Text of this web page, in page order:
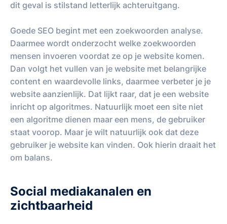
dit geval is stilstand letterlijk achteruitgang.
Goede SEO begint met een zoekwoorden analyse.
Daarmee wordt onderzocht welke zoekwoorden
mensen invoeren voordat ze op je website komen.
Dan volgt het vullen van je website met belangrijke
content en waardevolle links, daarmee verbeter je je
website aanzienlijk. Dat lijkt raar, dat je een website
inricht op algoritmes. Natuurlijk moet een site niet
een algoritme dienen maar een mens, de gebruiker
staat voorop. Maar je wilt natuurlijk ook dat deze
gebruiker je website kan vinden. Ook hierin draait het
om balans.
Social mediakanalen en
zichtbaarheid